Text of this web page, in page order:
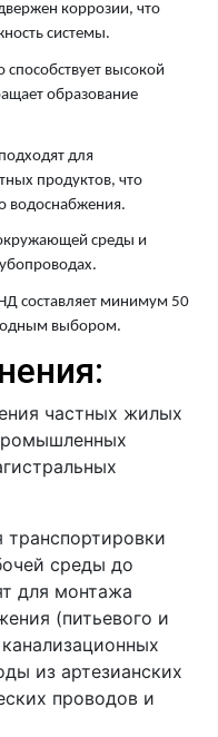
коррозии, что
системы.
способствует высокой
образование
для
продуктов, что
водоснабжения.
среды и
составляет минимум 50
выбором.
частных жилых
среды до
для монтажа
(питьевого и
из артезианских
проводов и